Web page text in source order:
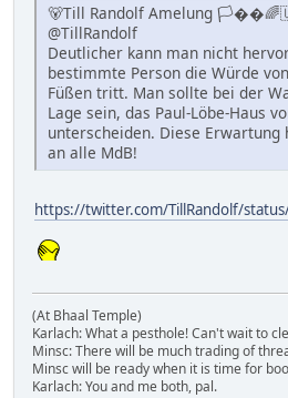
🐻Till Randolf Amelung
@TillRandolf
Deutlicher kann man nicht
bestimmte Person die Würde
Füßen tritt. Man sollte bei der
Lage sein, das Paul-Löbe-Haus
unterscheiden. Diese Erwartung
an alle MdB!
https://twitter.com/TillRandolf/
(At Bhaal Temple)
Karlach: What a pesthole! Can't wait to
Minsc: There will be much trading of
Minsc will be ready when it is time for
Karlach: You and me both, pal.